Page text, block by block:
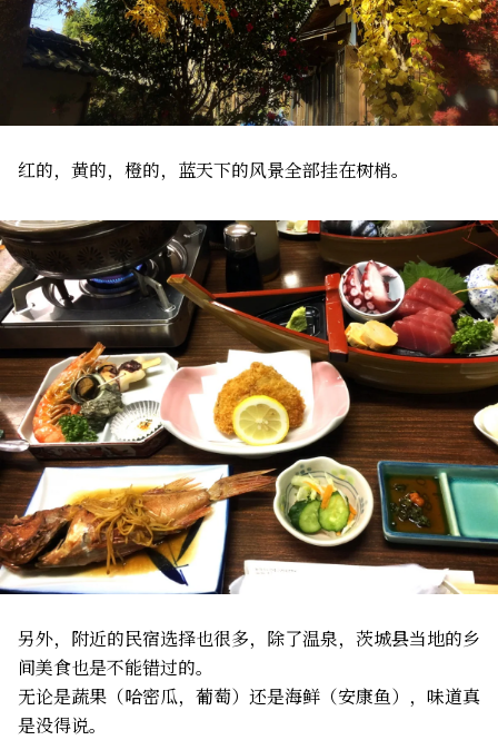
红的，黄的，橙的，蓝天下的风景全部挂在树梢。
另外，附近的民宿选择也很多，除了温泉，茨城县当地的乡
间美食也是不能错过的。
无论是蔬果（哈密瓜，葡萄）还是海鲜（安康鱼），味道真
是没得说。